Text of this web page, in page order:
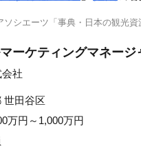
ソシエーツ「事典・日本の観光資
ーケティングマネージ
社
世田谷区
万円～1,000万円